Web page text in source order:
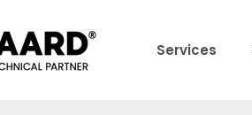
Services